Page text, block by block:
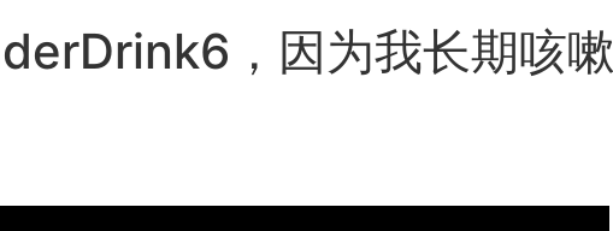
，因为我长期咳嗽